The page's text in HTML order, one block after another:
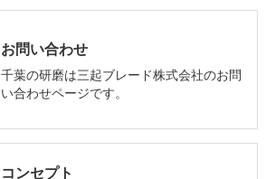
お問い合わせ
千葉の研磨は三起ブレード株式会社のお問
い合わせページです。
コンセプト